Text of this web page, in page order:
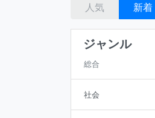
人気 新着
ジャンル
総合
社会